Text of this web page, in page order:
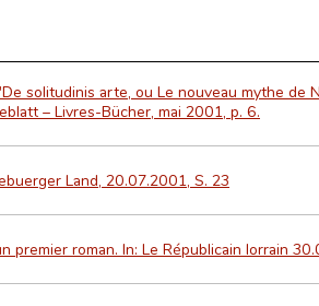
solitudinis arte, ou Le nouveau mythe de
– Livres-Bücher, mai 2001, p. 6.
Land, 20.07.2001, S. 23
premier roman. In: Le Républicain lorrain